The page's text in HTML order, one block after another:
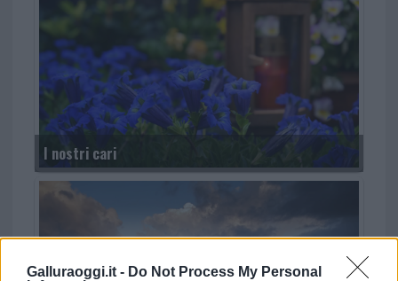
Galluraoggi.it - Do Not Process My Personal
I nostri cari